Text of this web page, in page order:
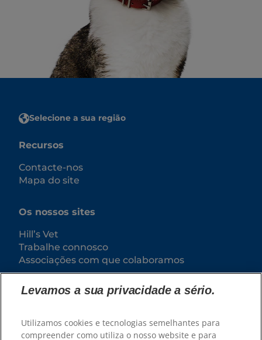
Selecione a sua região
Recursos
Contacte-nos
Mapa do site
Os nossos sites
Hill’s Vet
Trabalhe connosco
Associações com que colaboramos
Levamos a sua privacidade a sério.
Utilizamos cookies e tecnologias semelhantes para
compreender como utiliza o nosso website e para